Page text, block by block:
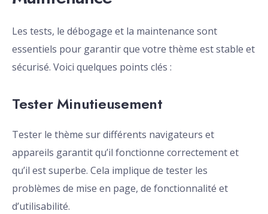
Les tests, le débogage et la maintenance sont
essentiels pour garantir que votre thème est stable et
sécurisé. Voici quelques points clés :
Tester Minutieusement
Tester le thème sur différents navigateurs et
appareils garantit qu’il fonctionne correctement et
qu’il est superbe. Cela implique de tester les
problèmes de mise en page, de fonctionnalité et
d’utilisabilité.